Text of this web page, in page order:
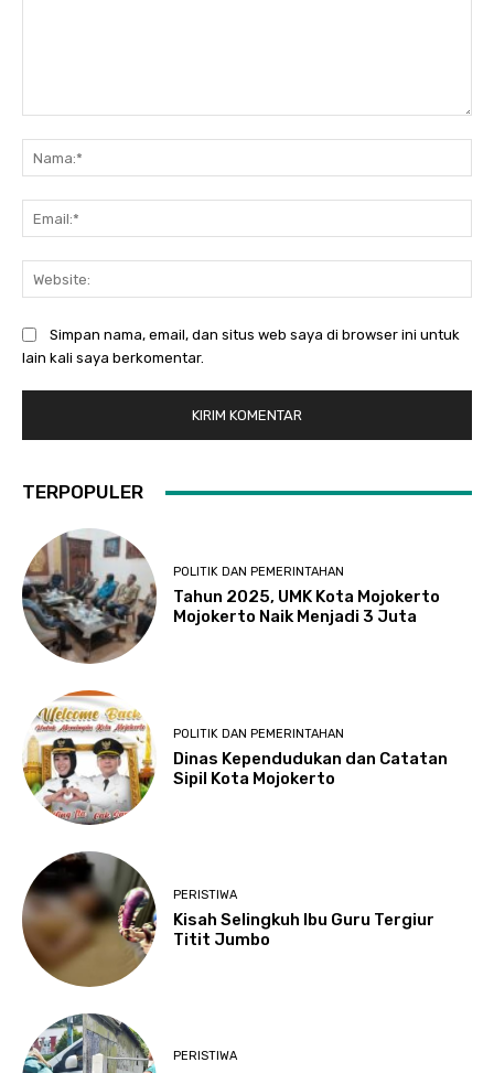
Simpan nama, email, dan situs web saya di browser ini untuk
lain kali saya berkomentar.
TERPOPULER
POLITIK DAN PEMERINTAHAN
Tahun 2025, UMK Kota Mojokerto
Mojokerto Naik Menjadi 3 Juta
POLITIK DAN PEMERINTAHAN
Dinas Kependudukan dan Catatan
Sipil Kota Mojokerto
PERISTIWA
Kisah Selingkuh Ibu Guru Tergiur
Titit Jumbo
PERISTIWA